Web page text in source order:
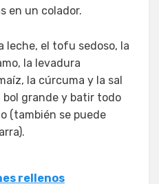
en un colador.
leche, el tofu sedoso, la
la levadura
la cúrcuma y la sal
bol grande y batir todo
(también se puede
rellenos